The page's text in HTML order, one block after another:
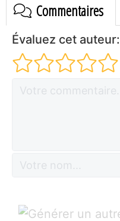
Commentaires
Évaluez cet auteur: